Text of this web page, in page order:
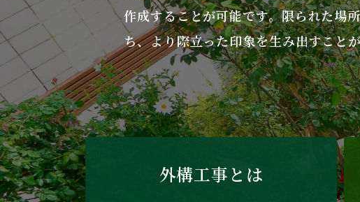
作成することが可能です。限られた場
ち、より際立った印象を生み出すこと
外構工事とは